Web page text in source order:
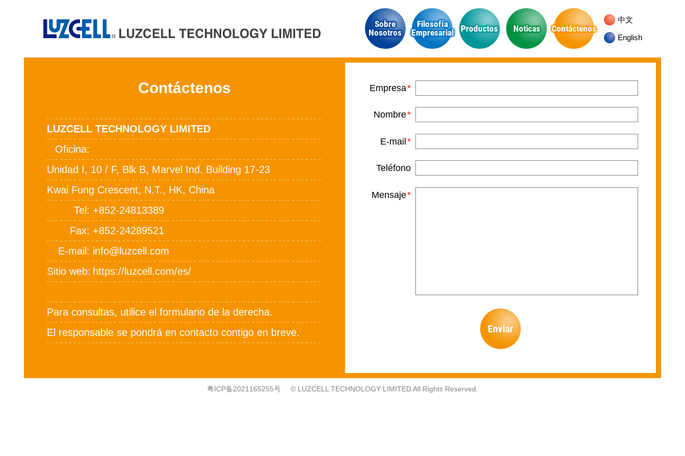
Sobre
Nosotros
Filosofía
Empresarial
Productos Noticas Contáctenos
中文
English
Contáctenos
LUZCELL TECHNOLOGY LIMITED
Oficina
Unidad I, 10 / F, Blk B, Marvel Ind. Building 17-23
Kwai Fung Crescent, N.T., HK, China
Tel +852-24813389
Fax +852-24289521
E-mail info@luzcell.com
Sitio web https://luzcell.com/es/
Para consultas, utilice el formulario de la derecha.
El responsable se pondrá en contacto contigo en breve.
Empresa
Nombre
E-mail
Teléfono
Mensaje
Enviar
粤ICP备2021165255号 © LUZCELL TECHNOLOGY LIMITED All Rights Reserved.